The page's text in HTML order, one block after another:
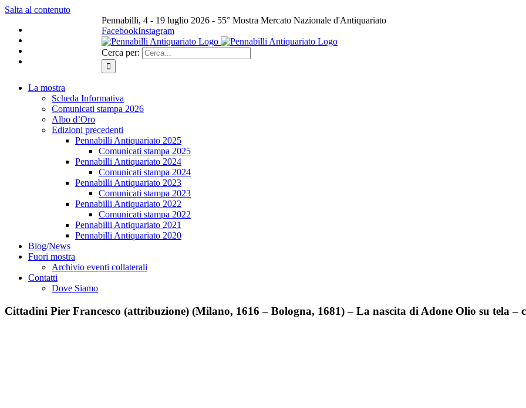
Salta al contenuto
Pennabilli, 4 - 19 luglio 2026 - 55° Mostra Mercato Nazionale d'Antiquariato
FacebookInstagram
Cerca per:
La mostra
Scheda Informativa
Comunicati stampa 2026
Albo d’Oro
Edizioni precedenti
Pennabilli Antiquariato 2025
Comunicati stampa 2025
Pennabilli Antiquariato 2024
Comunicati stampa 2024
Pennabilli Antiquariato 2023
Comunicati stampa 2023
Pennabilli Antiquariato 2022
Comunicati stampa 2022
Pennabilli Antiquariato 2021
Pennabilli Antiquariato 2020
Blog/News
Fuori mostra
Archivio eventi collaterali
Contatti
Dove Siamo
Cittadini Pier Francesco (attribuzione) (Milano, 1616 – Bologna, 1681) – La nascita di Adone Olio su tela –